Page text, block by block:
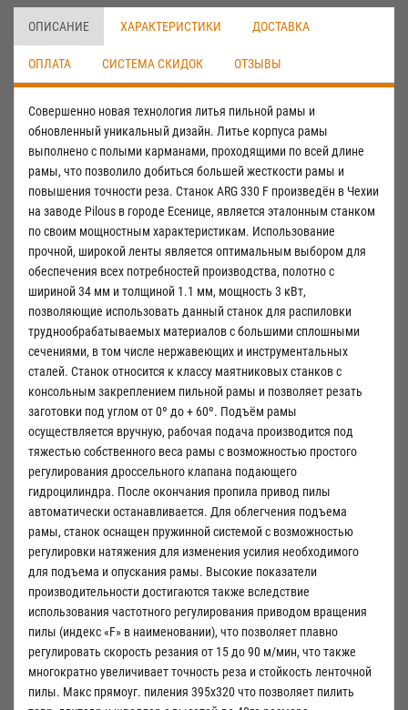
ОПИСАНИЕ ХАРАКТЕРИСТИКИ ДОСТАВКА
ОПЛАТА СИСТЕМА СКИДОК ОТЗЫВЫ
Совершенно новая технология литья пильной рамы и
обновленный уникальный дизайн. Литье корпуса рамы
выполнено с полыми карманами, проходящими по всей длине
рамы, что позволило добиться большей жесткости рамы и
повышения точности реза. Станок ARG 330 F произведён в Чехии
на заводе Pilous в городе Есенице, является эталонным станком
по своим мощностным характеристикам. Использование
прочной, широкой ленты является оптимальным выбором для
обеспечения всех потребностей производства, полотно с
шириной 34 мм и толщиной 1.1 мм, мощность 3 кВт,
позволяющие использовать данный станок для распиловки
труднообрабатываемых материалов с большими сплошными
сечениями, в том числе нержавеющих и инструментальных
сталей. Станок относится к классу маятниковых станков с
консольным закреплением пильной рамы и позволяет резать
заготовки под углом от 0º до + 60º. Подъём рамы
осуществляется вручную, рабочая подача производится под
тяжестью собственного веса рамы с возможностью простого
регулирования дроссельного клапана подающего
гидроцилиндра. После окончания пропила привод пилы
автоматически останавливается. Для облегчения подъема
рамы, станок оснащен пружинной системой с возможностью
регулировки натяжения для изменения усилия необходимого
для подъема и опускания рамы. Высокие показатели
производительности достигаются также вследствие
использования частотного регулирования приводом вращения
пилы (индекс «F» в наименовании), что позволяет плавно
регулировать скорость резания от 15 до 90 м/мин, что также
многократно увеличивает точность реза и стойкость ленточной
пилы. Макс прямоуг. пиления 395х320 что позволяет пилить